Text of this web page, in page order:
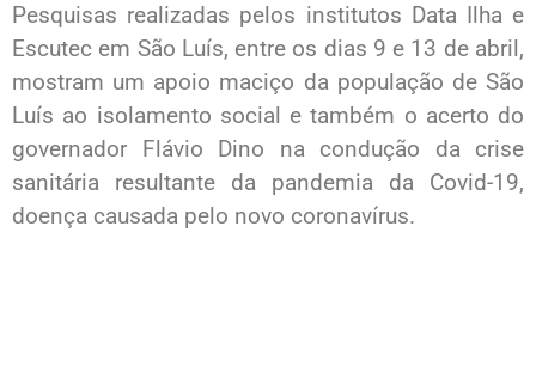
Pesquisas realizadas pelos institutos Data Ilha e
Escutec em São Luís, entre os dias 9 e 13 de abril,
mostram um apoio maciço da população de São
Luís ao isolamento social e também o acerto do
governador Flávio Dino na condução da crise
sanitária resultante da pandemia da Covid-19,
doença causada pelo novo coronavírus.